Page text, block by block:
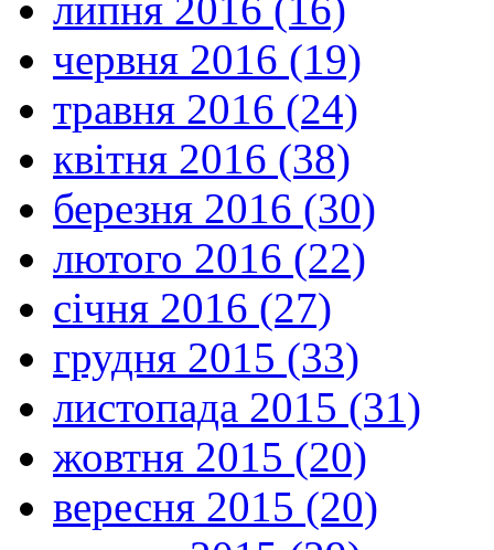
червня 2016 (19)
травня 2016 (24)
квітня 2016 (38)
березня 2016 (30)
лютого 2016 (22)
січня 2016 (27)
грудня 2015 (33)
листопада 2015 (31)
жовтня 2015 (20)
вересня 2015 (20)